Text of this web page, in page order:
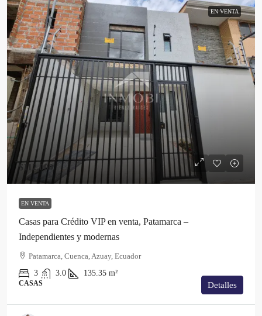
EN VENTA
$112,000
EN VENTA
Casas para Crédito VIP en venta, Patamarca –
Independientes y modernas
Patamarca, Cuenca, Azuay, Ecuador
3
3.0 135.35 m²
CASAS Detalles